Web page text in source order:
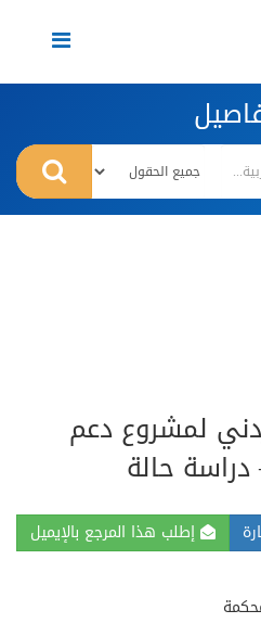
Toggle
navigation
لمشروع دعم
حالة
إطلب هذا المرجع بالإيميل